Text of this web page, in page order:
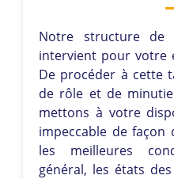
Notre structure de
intervient pour votre
De procéder à cette
de rôle et de
mettons à votre
impeccable de façon
les meilleures
général, les états